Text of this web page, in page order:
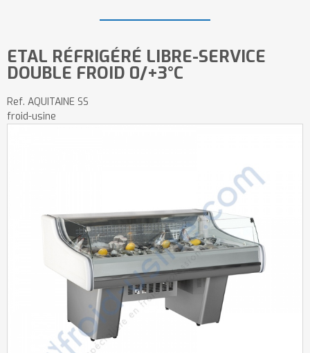
ETAL RÉFRIGÉRÉ LIBRE-SERVICE
DOUBLE FROID 0/+3°C
Ref. AQUITAINE SS
froid-usine